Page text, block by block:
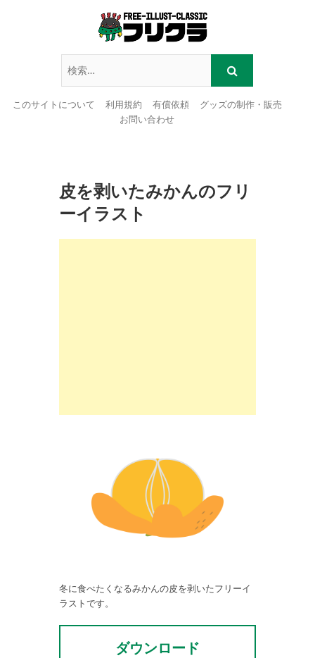
このサイトについて 利用規約 有償依頼
グッズの制作・販売
お問い合わせ
皮を剥いたみかんのフリ
ーイラスト
冬に食べたくなるみかんの皮を剥いたフリーイ
ラストです。
ダウンロード